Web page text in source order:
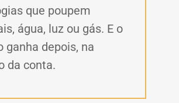
que poupem
água, luz ou gás. E o
ganha depois, na
da conta.